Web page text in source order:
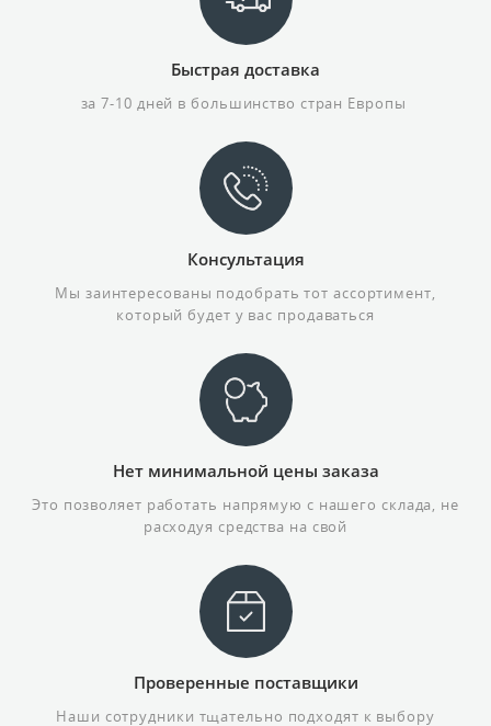
Быстрая доставка
за 7-10 дней в большинство стран Eвропы
Консультация
Мы заинтересованы подобрать тот ассортимент,
который будет у вас продаваться
Нет минимальной цены заказа
Это позволяет работать напрямую с нашего склада, не
расходуя средства на свой
Проверенные поставщики
Наши сотрудники тщательно подходят к выбору